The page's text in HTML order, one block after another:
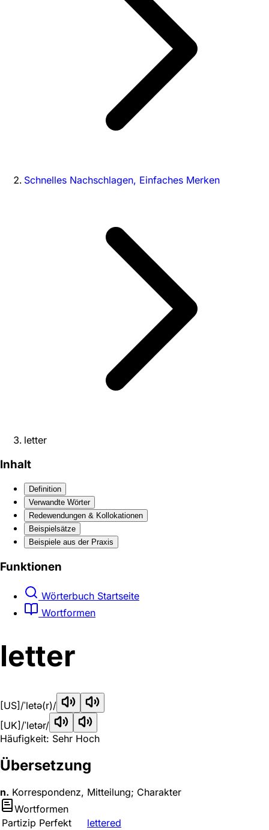
Schnelles Nachschlagen, Einfaches Merken
letter
Inhalt
Definition
Verwandte Wörter
Redewendungen & Kollokationen
Beispielsätze
Beispiele aus der Praxis
Funktionen
Wörterbuch Startseite
Wortformen
letter
[US] /ˈletə(r)/
[UK] /ˈletər/
Häufigkeit: Sehr Hoch
Übersetzung
n. Korrespondenz, Mitteilung; Charakter
Wortformen
Partizip Perfekt
lettered